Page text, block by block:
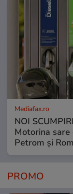
Mediafax.ro
NOI
Motorina
Petrom și
PROMO